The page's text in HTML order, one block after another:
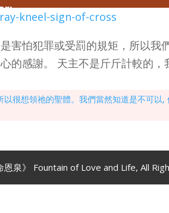
kneel-sign-of-cross
害怕犯罪或受罰的規矩，所以
的感謝。 天主不是斤斤計較的，
很想領祂的聖體。我們當然知道是不可以,
泉》 Fountain of Love and Life, All